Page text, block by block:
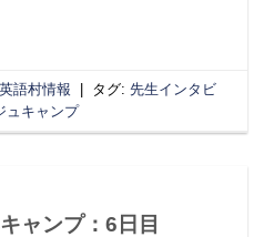
英語村情報 | タグ:先生インタビ
ュキャンプ
ャンプ：6日目